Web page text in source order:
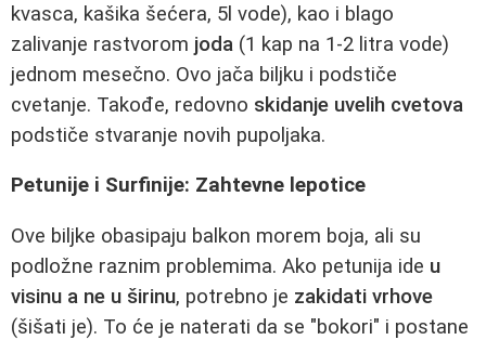
kvasca, kašika šećera, 5l vode), kao i blago
zalivanje rastvorom joda (1 kap na 1-2 litra vode)
jednom mesečno. Ovo jača biljku i podstiče
cvetanje. Takođe, redovno skidanje uvelih cvetova
podstiče stvaranje novih pupoljaka.
Petunije i Surfinije: Zahtevne lepotice
Ove biljke obasipaju balkon morem boja, ali su
podložne raznim problemima. Ako petunija ide u
visinu a ne u širinu, potrebno je zakidati vrhove
(šišati je). To će je naterati da se "bokori" i postane